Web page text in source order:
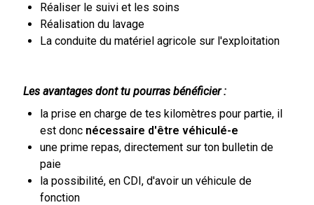
Réaliser le suivi et les soins
Réalisation du lavage
La conduite du matériel agricole sur l'exploitation
Les avantages dont tu pourras bénéficier :
la prise en charge de tes kilomètres pour partie, il
est donc nécessaire d'être véhiculé-e
une prime repas, directement sur ton bulletin de
paie
la possibilité, en CDI, d'avoir un véhicule de
fonction